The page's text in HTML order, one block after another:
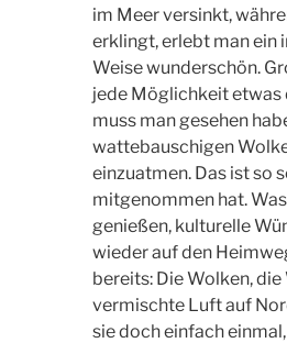
im Meer versinkt,
erklingt, erlebt man ein
Weise wunderschön.
jede Möglichkeit etwas
muss man gesehen
wattebauschigen
einzuatmen. Das ist so
mitgenommen hat.
genießen, kulturelle
wieder auf den
bereits: Die Wolken,
vermischte Luft auf
sie doch einfach